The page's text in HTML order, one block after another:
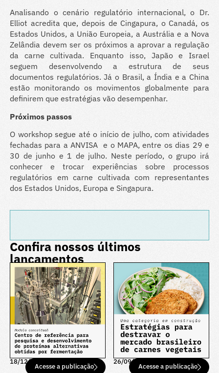
Analisando o cenário regulatório internacional, o Dr.
Elliot acredita que, depois de Cingapura, o Canadá, os
Estados Unidos, a União Europeia, a Austrália e a Nova
Zelândia devem ser os próximos a aprovar a regulação
da carne cultivada. Enquanto isso, Japão e Israel
seguem desenvolvendo a estrutura de seus
documentos regulatórios. Já o Brasil, a Índia e a China
estão monitorando os movimentos globalmente para
definirem que estratégias vão desempenhar.
Próximos passos
O workshop segue até o início de julho, com atividades
fechadas para a ANVISA e o MAPA, entre os dias 29 e
30 de junho e 1 de julho. Neste período, o grupo irá
conhecer e trocar experiências sobre processos
regulatórios em carne cultivada com representantes
dos Estados Unidos, Europa e Singapura.
Confira nossos últimos
lançamentos
18/12/25
Acesse a publicação
26/09/25
Acesse a publicação